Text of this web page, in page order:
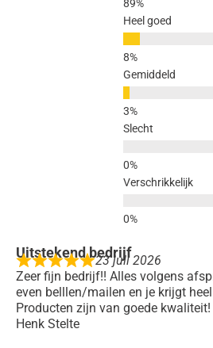
Heel goed
Gemiddeld
Slecht
Verschrikkelijk
Uitstekend bedrijf
23 juli 2026
Zeer fijn bedrijf!! Alles volgens
even belllen/mailen en je krijgt
Producten zijn van goede kwaliteit!
Henk Stelte